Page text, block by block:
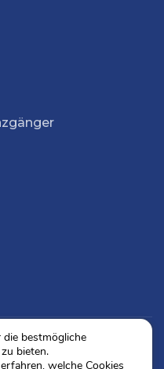
bestmögliche
bieten.
welche Cookies